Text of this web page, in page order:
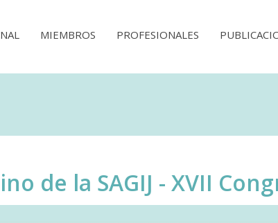
MIEMBROS PROFESIONALES
de la SAGIJ - XVII